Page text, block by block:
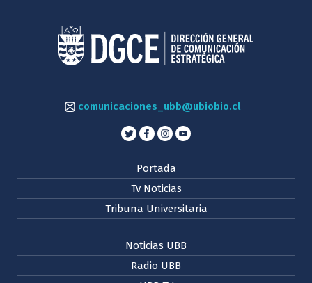
comunicaciones_ubb@ubiobio.cl
Portada
Tv Noticias
Tribuna Universitaria
Noticias UBB
Radio UBB